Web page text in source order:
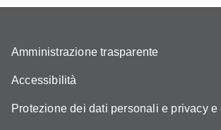
Amministrazione trasparente
Accessibilità
Protezione dei dati personali e privacy